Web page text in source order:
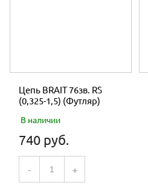
Цепь BRAIT 76зв. RS
(0,325-1,5) (Футляр)
В наличии
740 руб.
- +